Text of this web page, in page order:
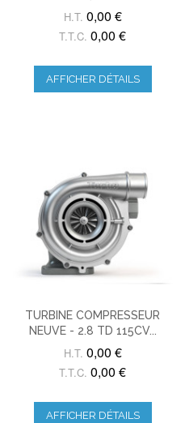
H.T. 0,00 €
T.T.C. 0,00 €
AFFICHER DÉTAILS
TURBINE COMPRESSEUR
NEUVE - 2.8 TD 115CV...
H.T. 0,00 €
T.T.C. 0,00 €
AFFICHER DÉTAILS